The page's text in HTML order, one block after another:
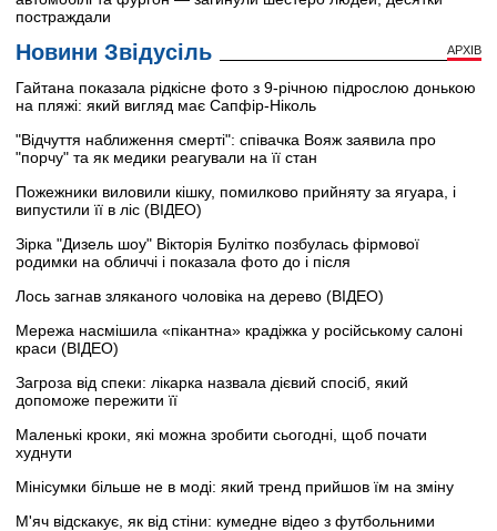
постраждали
Новини Звідусіль АРХІВ
Гайтана показала рідкісне фото з 9-річною підрослою донькою
на пляжі: який вигляд має Сапфір-Ніколь
"Відчуття наближення смерті": співачка Вояж заявила про
"порчу" та як медики реагували на її стан
Пожежники виловили кішку, помилково прийняту за ягуара, і
випустили її в ліс (ВІДЕО)
Зірка "Дизель шоу" Вікторія Булітко позбулась фірмової
родимки на обличчі і показала фото до і після
Лось загнав зляканого чоловіка на дерево (ВІДЕО)
Мережа насмішила «пікантна» крадіжка у російському салоні
краси (ВІДЕО)
Загроза від спеки: лікарка назвала дієвий спосіб, який
допоможе пережити її
Маленькі кроки, які можна зробити сьогодні, щоб почати
худнути
Мінісумки більше не в моді: який тренд прийшов їм на зміну
М'яч відскакує, як від стіни: кумедне відео з футбольними